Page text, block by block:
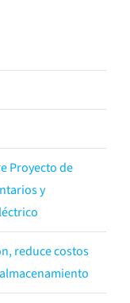
Proyecto de
y
reduce costos